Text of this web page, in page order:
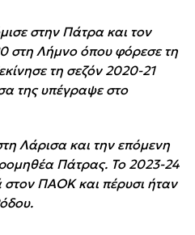
στην Πάτρα και τον
στη Λήμνο όπου φόρεσε τη
τη σεζόν 2020-21
της υπέγραψε στο
Λάρισα και την επόμενη
Πάτρας. Το 2023-24
στον ΠΑΟΚ και πέρυσι ήταν